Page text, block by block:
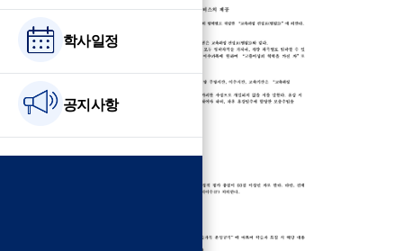
학사일정
공지사항